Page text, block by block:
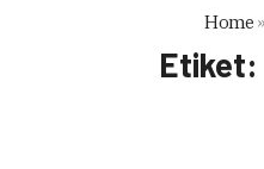
Home »
Etiket: